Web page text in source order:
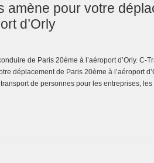
amène pour votre
d’Orly
de Paris 20ème à l’aéroport d’Orly. C-
déplacement de Paris 20ème à l’aéroport
de personnes pour les entreprises,